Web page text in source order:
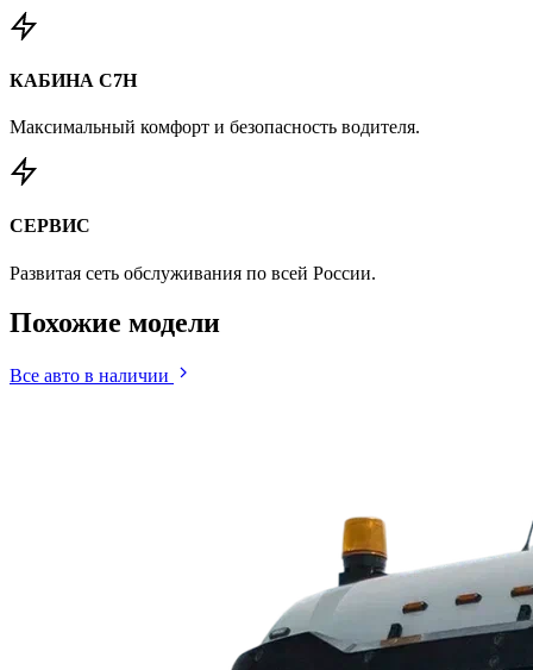
КАБИНА C7H
Максимальный комфорт и безопасность водителя.
СЕРВИС
Развитая сеть обслуживания по всей России.
Похожие модели
Все авто в наличии